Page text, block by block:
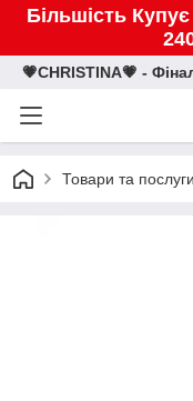
Більшість
💗CHRISTINA💗 -
Товари та послуги